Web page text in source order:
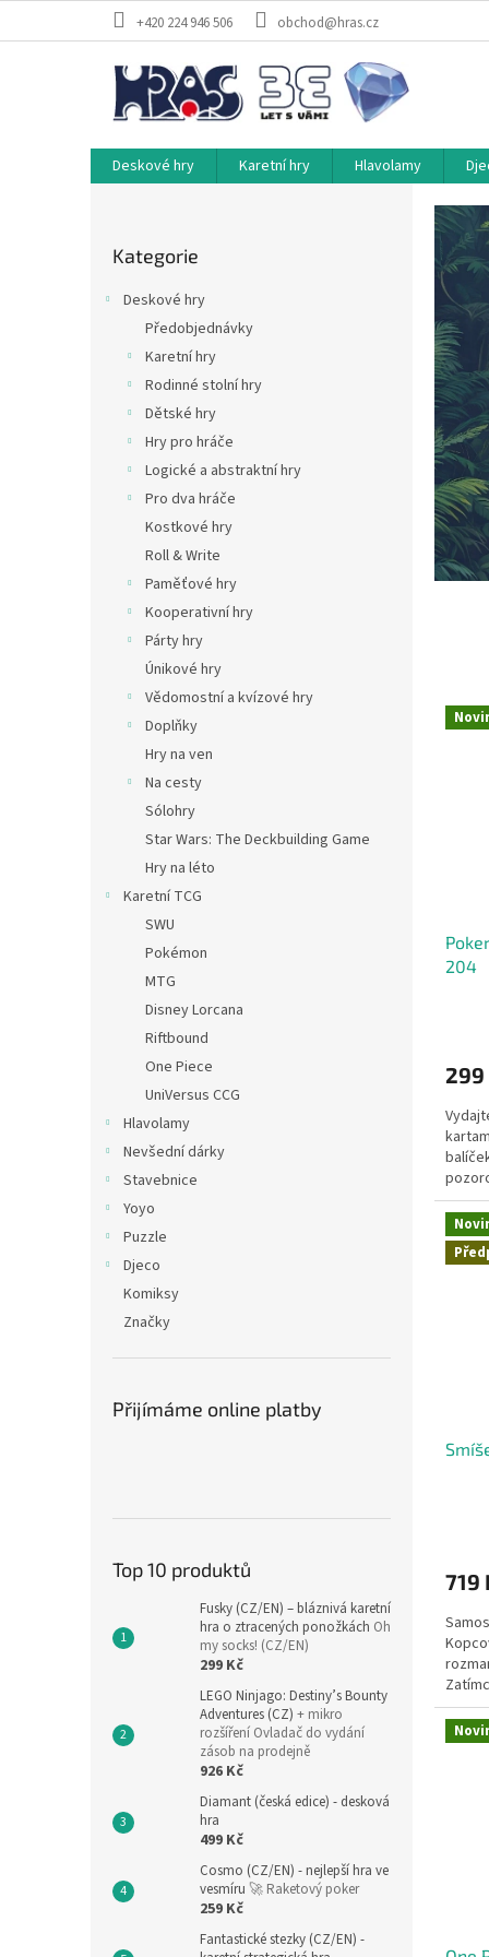
+420 224 946 506 obchod@hras.cz
Deskové hry Karetní hry Hlavolamy
kategorie
Kategorie
Deskové hry
Předobjednávky
Karetní hry
Rodinné stolní hry
Dětské hry
Hry pro hráče
Logické a abstraktní hry
Pro dva hráče
Kostkové hry
Roll & Write
Paměťové hry
Kooperativní hry
Párty hry
Únikové hry
Vědomostní a kvízové hry
Doplňky
Hry na ven
Na cesty
Sólohry
Star Wars: The Deckbuilding Game
Hry na léto
Karetní TCG
SWU
Pokémon
MTG
Disney Lorcana
Riftbound
One Piece
UniVersus CCG
Hlavolamy
Nevšední dárky
Stavebnice
Yoyo
Puzzle
Djeco
Komiksy
Značky
Přijímáme online platby
Top 10 produktů
Fusky (CZ/EN) – bláznivá karetní
hra o ztracených ponožkách Oh
my socks! (CZ/EN)
299 Kč
LEGO Ninjago: Destiny’s Bounty
Adventures (CZ) + mikro
rozšíření Ovladač do vydání
zásob na prodejně
926 Kč
Diamant (česká edice) - desková
hra
499 Kč
Cosmo (CZ/EN) - nejlepší hra ve
vesmíru 🚀 Raketový poker
259 Kč
Fantastické stezky (CZ/EN) -
H
R
A
S
-
s
v
ě
t
d
e
s
k
h
a
v
m
ů
204
299
719
další